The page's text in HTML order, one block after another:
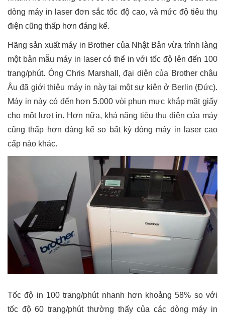
dòng máy in laser đơn sắc tốc độ cao, và mức độ tiêu thụ
điện cũng thấp hơn đáng kể.
Hãng sản xuất máy in Brother của Nhật Bản vừa trình làng
một bản mẫu máy in laser có thể in với tốc độ lên đến 100
trang/phút. Ông Chris Marshall, đại diện của Brother châu
Âu đã giới thiệu máy in này tại một sự kiện ở Berlin (Đức).
Máy in này có đến hơn 5.000 vòi phun mực khắp mặt giấy
cho một lượt in. Hơn nữa, khả năng tiêu thụ điện của máy
cũng thấp hơn đáng kể so bất kỳ dòng máy in laser cao
cấp nào khác.
Tốc độ in 100 trang/phút nhanh hơn khoảng 58% so với
tốc độ 60 trang/phút thường thấy của các dòng máy in